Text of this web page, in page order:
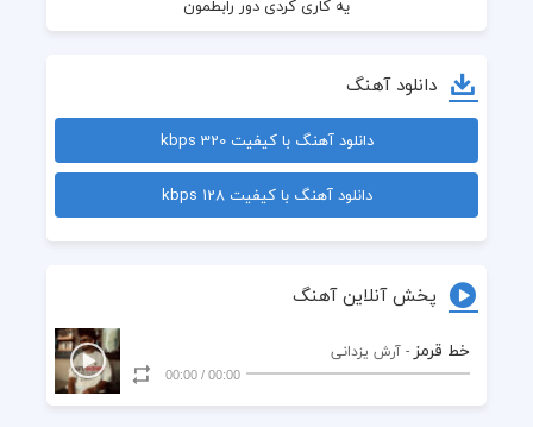
گناه من چی بود ،که عاشقت شدم
نفهمیدی که عاشقت شدم
شونه خالی کردی تا تنها بشم
آخرش یه خط قرمز بکشم
دانلود آهنگ
دانلود آهنگ با کیفیت 320 kbps
دانلود آهنگ با کیفیت 128 kbps
پخش آنلاین آهنگ
خط قرمز - آرش یزدانی
00:00
/
00:00